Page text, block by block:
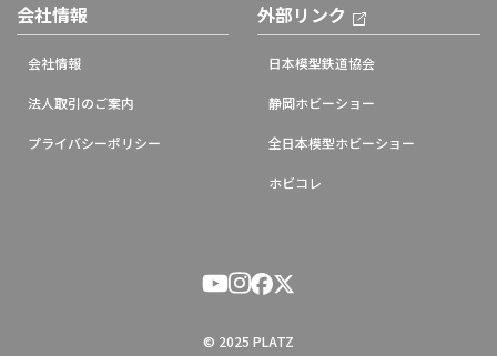
会社情報
会社情報
法人取引のご案内
プライバシーポリシー
外部リンク
日本模型鉄道協会
静岡ホビーショー
全日本模型ホビーショー
ホビコレ
© 2025 PLATZ